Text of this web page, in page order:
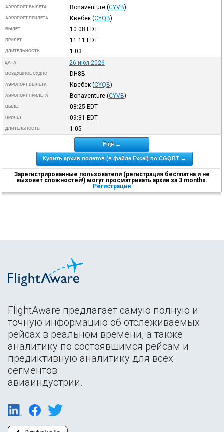
АЭРОПОРТ ВЫЛЕТА Bonaventure (CYVB)
АЭРОПОРТ ПРИЛЕТА Квебек (CYQB)
ВЫЛЕТ 10:08 EDT
ПРИЛЕТ 11:11 EDT
ДЛИТЕЛЬНОСТЬ 1:03
ДАТА 26 июл 2026
ВОЗДУШНОЕ СУДНО DH8B
АЭРОПОРТ ВЫЛЕТА Квебек (CYQB)
АЭРОПОРТ ПРИЛЕТА Bonaventure (CYVB)
ВЫЛЕТ 08:25 EDT
ПРИЛЕТ 09:31 EDT
ДЛИТЕЛЬНОСТЬ 1:05
Ещё →
Купить архив полетов (в файле Excel) по CGQBT →
Зарегистрированные пользователи (регистрация бесплатна и не
вызовет сложностей!) могут просматривать архив за 3 months.
Регистрация
FlightAware предлагает самую полную и
точную информацию об отслеживаемых
рейсах в реальном времени, а также
аналитику по состоявшимся рейсам и
предиктивную аналитику для всех
сегментов
авиаиндустрии.